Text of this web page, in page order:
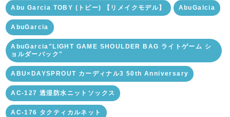
Abu Garcia TOBY (トビー) 【リメイクモデル】 AbuGalcia
AbuGarcia
AbuGarcia"LIGHT GAME SHOULDER BAG ライトゲーム シ
ョルダーバック"
ABU×DAYSPROUT カーディナル3 50th Anniversary
AC-127 透湿防水ニットソックス
AC-176 タクティカルネット